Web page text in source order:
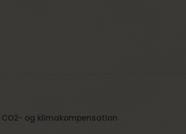
og klimakompensation